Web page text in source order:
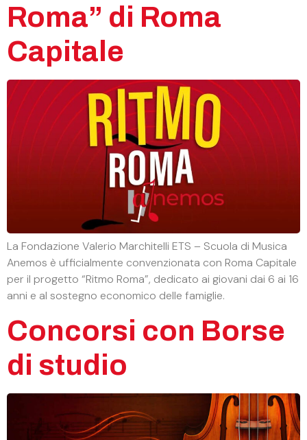
Roma” di Roma
Capitale
La Fondazione Valerio Marchitelli ETS – Scuola di Musica
Anemos è ufficialmente convenzionata con Roma Capitale
per il progetto “Ritmo Roma”, dedicato ai giovani dai 6 ai 16
anni e al sostegno economico delle famiglie.
Concorsi con Borse
di studio